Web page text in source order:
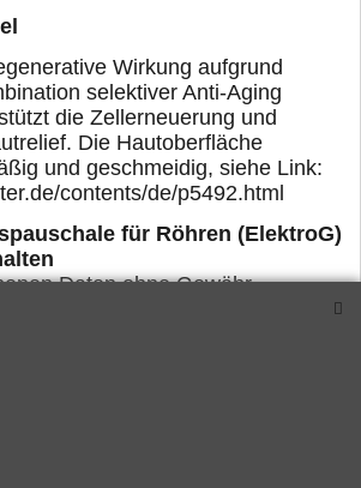
Wirkung aufgrund
selektiver Anti-Aging
die Zellerneuerung und
Die Hautoberfläche
und geschmeidig, siehe Link:
contents/de/p5492.html
für Röhren (ElektroG)
Daten ohne Gewähr